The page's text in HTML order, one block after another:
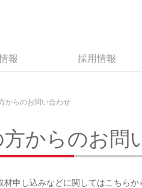
報 採用情報
からのお問い合わせ
からのお問
申し込みなどに関してはこちらか